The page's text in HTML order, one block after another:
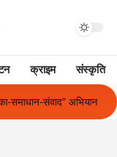
क्राइम संस्कृति
में अंतर-सदनीय हिंदी एवं